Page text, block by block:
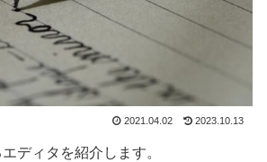
2021.04.02 2023.10.13
ディタを紹介します。